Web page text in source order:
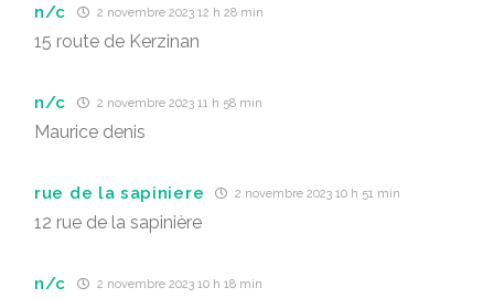
n/c 2 novembre 2023 12 h 28 min
15 route de Kerzinan
n/c 2 novembre 2023 11 h 58 min
Maurice denis
rue de la sapiniere 2 novembre 2023 10 h 51 min
12 rue de la sapinière
n/c 2 novembre 2023 10 h 18 min